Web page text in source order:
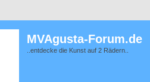
MVAgusta-Forum.de
..entdecke die Kunst auf 2 Rädern..